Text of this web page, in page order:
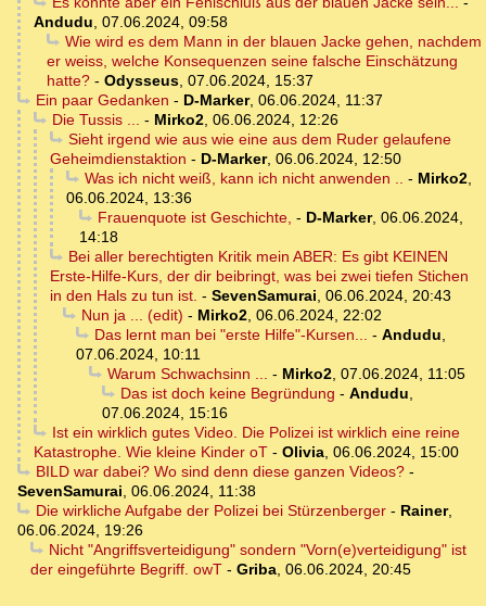
Andudu, 07.06.2024, 09:58
Wie wird es dem Mann in der blauen Jacke gehen, nachdem
er weiss, welche Konsequenzen seine falsche Einschätzung
hatte? - Odysseus, 07.06.2024, 15:37
Ein paar Gedanken - D-Marker, 06.06.2024, 11:37
Die Tussis ... - Mirko2, 06.06.2024, 12:26
Sieht irgend wie aus wie eine aus dem Ruder gelaufene
Geheimdienstaktion - D-Marker, 06.06.2024, 12:50
Was ich nicht weiß, kann ich nicht anwenden .. - Mirko2,
06.06.2024, 13:36
Frauenquote ist Geschichte, - D-Marker, 06.06.2024,
14:18
Bei aller berechtigten Kritik mein ABER: Es gibt KEINEN
Erste-Hilfe-Kurs, der dir beibringt, was bei zwei tiefen Stichen
in den Hals zu tun ist. - SevenSamurai, 06.06.2024, 20:43
Nun ja ... (edit) - Mirko2, 06.06.2024, 22:02
Das lernt man bei "erste Hilfe"-Kursen... - Andudu,
07.06.2024, 10:11
Warum Schwachsinn ... - Mirko2, 07.06.2024, 11:05
Das ist doch keine Begründung - Andudu,
07.06.2024, 15:16
Ist ein wirklich gutes Video. Die Polizei ist wirklich eine reine
Katastrophe. Wie kleine Kinder oT - Olivia, 06.06.2024, 15:00
BILD war dabei? Wo sind denn diese ganzen Videos?-
SevenSamurai, 06.06.2024, 11:38
Die wirkliche Aufgabe der Polizei bei Stürzenberger- Rainer,
06.06.2024, 19:26
Nicht "Angriffsverteidigung" sondern "Vorn(e)verteidigung" ist
der eingeführte Begriff. owT - Griba, 06.06.2024, 20:45